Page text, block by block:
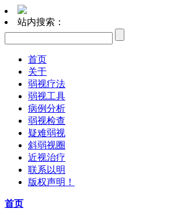
站内搜索：
首页
关于
弱视疗法
弱视工具
病例分析
弱视检查
疑难弱视
斜弱视圈
近视治疗
联系以明
版权声明！
首页